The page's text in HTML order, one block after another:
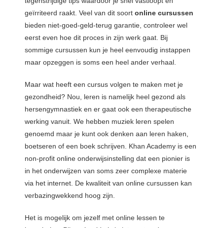
geïrriteerd raakt. Veel van dit soort online cursussen
bieden niet-goed-geld-terug garantie, controleer wel
eerst even hoe dit proces in zijn werk gaat. Bij
sommige cursussen kun je heel eenvoudig instappen
maar opzeggen is soms een heel ander verhaal.
Maar wat heeft een cursus volgen te maken met je
gezondheid? Nou, leren is namelijk heel gezond als
hersengymnastiek en er gaat ook een therapeutische
werking vanuit. We hebben muziek leren spelen
genoemd maar je kunt ook denken aan leren haken,
boetseren of een boek schrijven. Khan Academy is een
non-profit online onderwijsinstelling dat een pionier is
in het onderwijzen van soms zeer complexe materie
via het internet. De kwaliteit van online cursussen kan
verbazingwekkend hoog zijn.
Het is mogelijk om jezelf met online lessen te